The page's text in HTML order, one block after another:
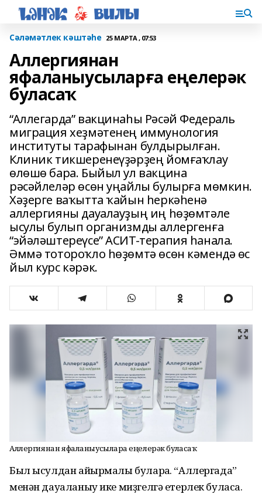
Сәләмәтлек кәштәһе 25 МАРТА , 07:53
Аллергиянан
яфаланыусыларға еңелерәк
буласаҡ
“Аллегарда” вакцинаһы Рәсәй Федераль
миграция хеҙмәтенең иммунология
институты тарафынан булдырылған.
Клиник тикшеренеүҙәрҙең йомғаҡлау
өлөшө бара. Быйыл ул вакцина
рәсәйлеләр өсөн уңайлы булырға мөмкин.
Хәҙерге ваҡытта ҡайын һеркәһенә
аллергияны дауалауҙың иң һөҙөмтәле
ысулы булып организмды аллергенға
“эйәләштереүсе” АСИТ-терапия һанала.
Әммә тотороҡло һөҙөмтә өсөн кәмендә өс
йыл курс кәрәк.
Аллергиянан яфаланыусыларға еңелерәк буласаҡ
Был ысулдан айырмалы булараҡ. “Аллергада”
менән дауаланыу ике миҙгелгә етерлек буласаҡ.